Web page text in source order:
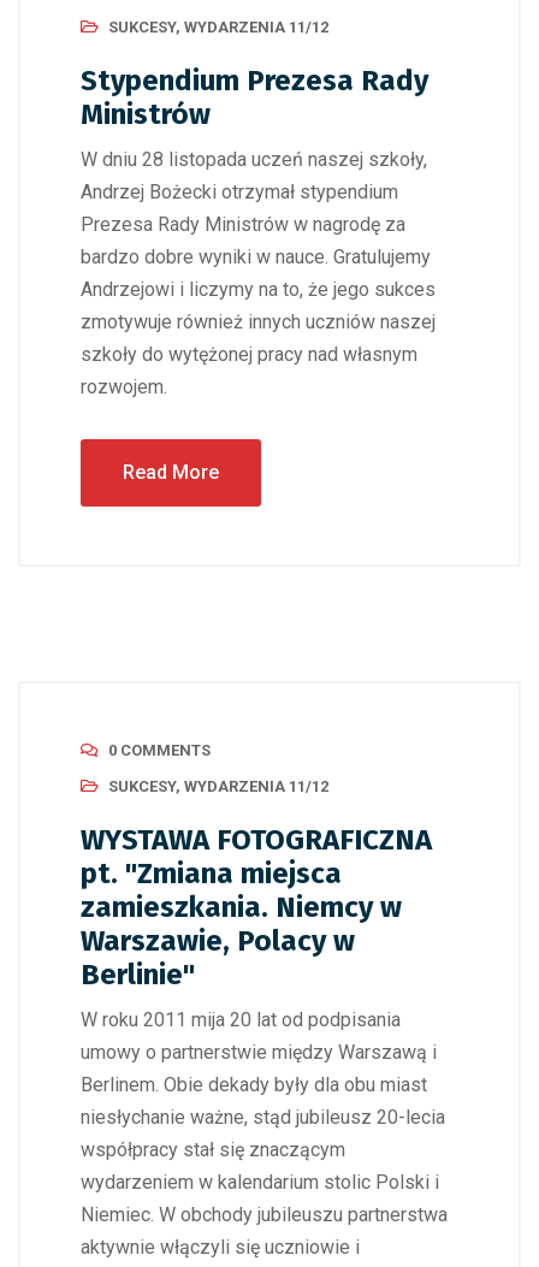
SUKCESY, WYDARZENIA 11/12
Stypendium Prezesa Rady
Ministrów
W dniu 28 listopada uczeń naszej szkoły,
Andrzej Bożecki otrzymał stypendium
Prezesa Rady Ministrów w nagrodę za
bardzo dobre wyniki w nauce. Gratulujemy
Andrzejowi i liczymy na to, że jego sukces
zmotywuje również innych uczniów naszej
szkoły do wytężonej pracy nad własnym
rozwojem.
Read More
0 COMMENTS
SUKCESY, WYDARZENIA 11/12
WYSTAWA FOTOGRAFICZNA
pt. "Zmiana miejsca
zamieszkania. Niemcy w
Warszawie, Polacy w
Berlinie"
W roku 2011 mija 20 lat od podpisania
umowy o partnerstwie między Warszawą i
Berlinem. Obie dekady były dla obu miast
niesłychanie ważne, stąd jubileusz 20-lecia
współpracy stał się znaczącym
wydarzeniem w kalendarium stolic Polski i
Niemiec. W obchody jubileuszu partnerstwa
aktywnie włączyli się uczniowie i